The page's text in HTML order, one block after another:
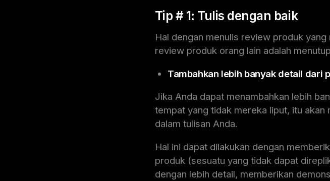
Tip # 1: Tulis dengan baik
Hal dengan menulis review produk
review produk orang lain adalah
Tambahkan lebih banyak detail dari
Jika Anda dapat menambahkan lebih
tempat yang tidak mereka liput, itu
dalam tulisan Anda.
Hal ini dapat dilakukan dengan
produk (sesuatu yang tidak dapat
dengan lebih detail, memberikan